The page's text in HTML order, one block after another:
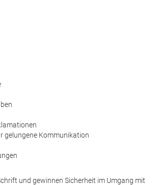
gelungene Kommunikation
und gewinnen Sicherheit im Umgang mit